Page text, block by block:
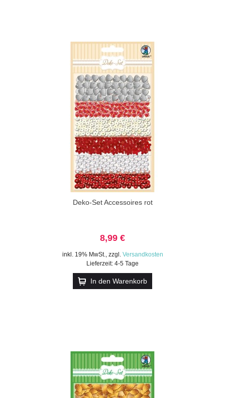
Deko-Set Accessoires rot
8,99 €
inkl. 19% MwSt., zzgl. Versandkosten
Lieferzeit: 4-5 Tage
In den Warenkorb